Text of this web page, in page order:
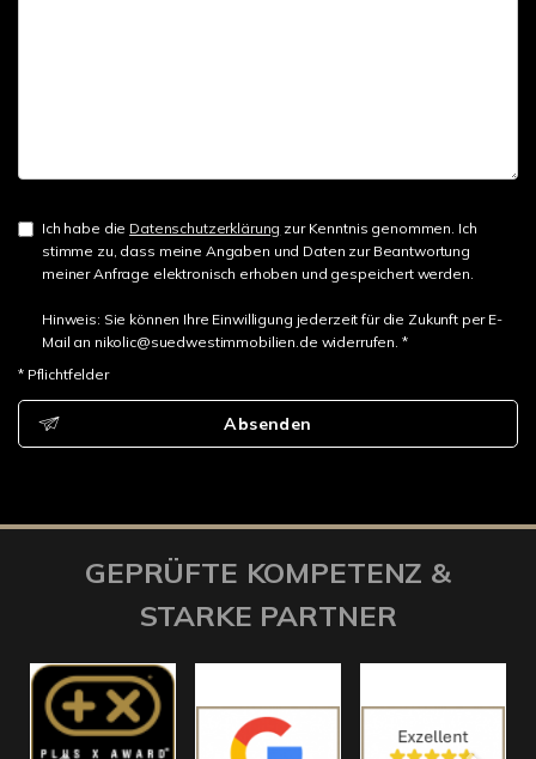
Ich habe die Datenschutzerklärung zur Kenntnis genommen. Ich
stimme zu, dass meine Angaben und Daten zur Beantwortung
meiner Anfrage elektronisch erhoben und gespeichert werden.
Hinweis: Sie können Ihre Einwilligung jederzeit für die Zukunft per E-
Mail an nikolic@suedwestimmobilien.de widerrufen. *
* Pflichtfelder
Absenden
GEPRÜFTE KOMPETENZ &
STARKE PARTNER